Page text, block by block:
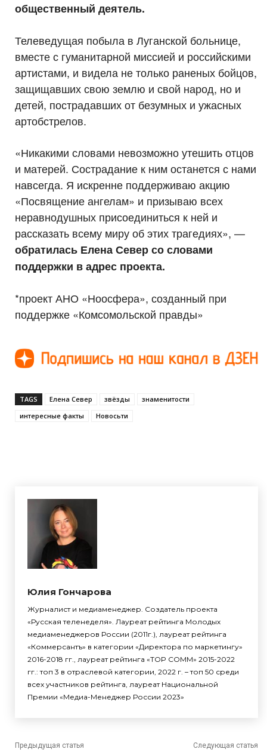
общественный деятель.
Телеведущая побыла в Луганской больнице,
вместе с гуманитарной миссией и российскими
артистами, и видела не только раненых бойцов,
защищавших свою землю и свой народ, но и
детей, пострадавших от безумных и ужасных
артобстрелов.
«Никакими словами невозможно утешить отцов
и матерей. Сострадание к ним останется с нами
навсегда. Я искренне поддерживаю акцию
«Посвящение ангелам» и призываю всех
неравнодушных присоединиться к ней и
рассказать всему миру об этих трагедиях», —
обратилась Елена Север со словами
поддержки в адрес проекта.
*проект АНО «Ноосфера», созданный при
поддержке «Комсомольской правды»
TAGS Елена Север звёзды
знаменитости
интересные факты
Новосьти
Юлия Гончарова
Журналист и медиаменеджер. Создатель проекта
«Русская теленеделя». Лауреат рейтинга Молодых
медиаменеджеров России (2011г.), лауреат рейтинга
«Коммерсантъ» в категории «Директора по маркетингу»
2016-2018 гг., лауреат рейтинга «TOP COMM» 2015-2022
гг.: топ 3 в отраслевой категории, 2022 г. – топ 50 среди
всех участников рейтинга, лауреат Национальной
Премии «Медиа-Менеджер России 2023»
Предыдущая статья Следующая статья